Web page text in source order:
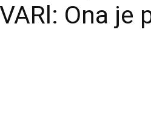
Ona je